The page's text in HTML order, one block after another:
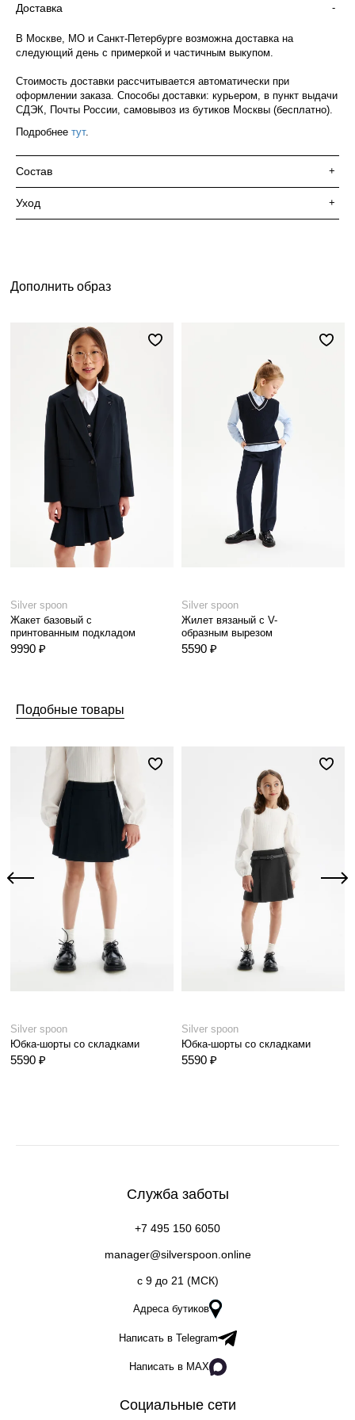
Доставка -
В Москве, МО и Санкт-Петербурге возможна доставка на
следующий день с примеркой и частичным выкупом.
Стоимость доставки рассчитывается автоматически при
оформлении заказа. Способы доставки: курьером, в пункт выдачи
СДЭК, Почты России, самовывоз из бутиков Москвы (бесплатно).
Подробнее тут.
Состав +
Уход +
Дополнить образ
Silver spoon
Жакет базовый с
принтованным подкладом
9990 ₽
Silver spoon
Жилет вязаный с V-
образным вырезом
5590 ₽
Подобные товары
Silver spoon
Юбка-шорты со складками
5590 ₽
Silver spoon
Юбка-шорты со складками
5590 ₽
Служба заботы
+7 495 150 6050
manager@silverspoon.online
c 9 до 21 (МСК)
Адреса бутиков
Написать в Telegram
Написать в MAX
Социальные сети